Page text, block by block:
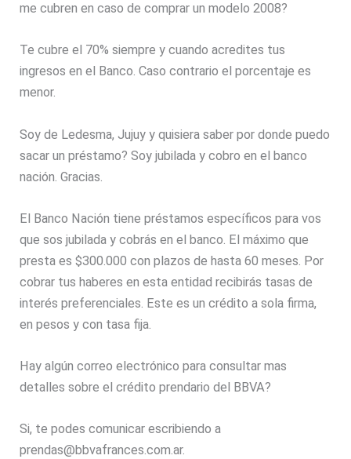
me cubren en caso de comprar un modelo 2008?
Te cubre el 70% siempre y cuando acredites tus
ingresos en el Banco. Caso contrario el porcentaje es
menor.
Soy de Ledesma, Jujuy y quisiera saber por donde puedo
sacar un préstamo? Soy jubilada y cobro en el banco
nación. Gracias.
El Banco Nación tiene préstamos específicos para vos
que sos jubilada y cobrás en el banco. El máximo que
presta es $300.000 con plazos de hasta 60 meses. Por
cobrar tus haberes en esta entidad recibirás tasas de
interés preferenciales. Este es un crédito a sola firma,
en pesos y con tasa fija.
Hay algún correo electrónico para consultar mas
detalles sobre el crédito prendario del BBVA?
Si, te podes comunicar escribiendo a
prendas@bbvafrances.com.ar.